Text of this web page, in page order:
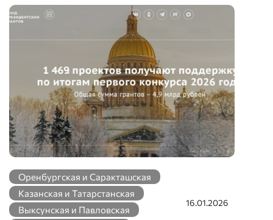
Оренбургская и Саракташская
Казанская и Татарстанская
Выксунская и Павловская
16.01.2026